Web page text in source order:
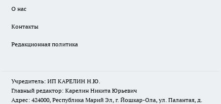
О нас
Контакты
Редакционная политика
Учредитель: ИП КАРЕЛИН Н.Ю.
Главный редактор: Карелин Никита Юрьевич
Адрес: 424000, Республика Марий Эл, г. Йошкар-Ола, ул. Палантая, д.